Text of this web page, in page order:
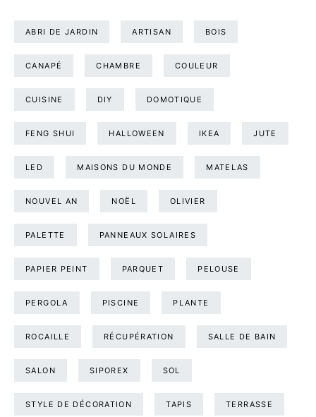
ABRI DE JARDIN ARTISAN BOIS
CANAPÉ CHAMBRE COULEUR
CUISINE DIY DOMOTIQUE
FENG SHUI HALLOWEEN IKEA JUTE
LED MAISONS DU MONDE MATELAS
NOUVEL AN NOËL OLIVIER
PALETTE PANNEAUX SOLAIRES
PAPIER PEINT PARQUET PELOUSE
PERGOLA PISCINE PLANTE
ROCAILLE RÉCUPÉRATION SALLE DE BAIN
SALON SIPOREX SOL
STYLE DE DÉCORATION TAPIS TERRASSE